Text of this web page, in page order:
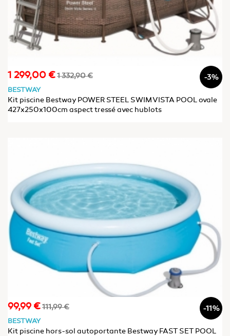
Prix
1 299,00 €Prix
1 332,90 € -3%
BESTWAY
Kit piscine Bestway POWER STEEL SWIM VISTA POOL ovale
427x250x100cm aspect tressé avec hublots
Prix
99,99 €Prix
111,99 € -11%
BESTWAY
Kit piscine hors-sol autoportante Bestway FAST SET POOL